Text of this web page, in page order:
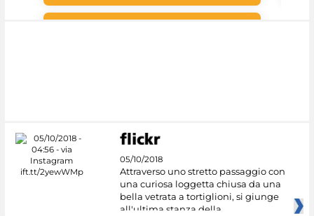
05/10/2018
Attraverso uno stretto passaggio con
una curiosa loggetta chiusa da una
bella vetrata a tortiglioni, si giunge
all'ultima stanza della